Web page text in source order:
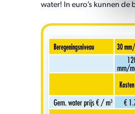
water! In euro’s kunnen